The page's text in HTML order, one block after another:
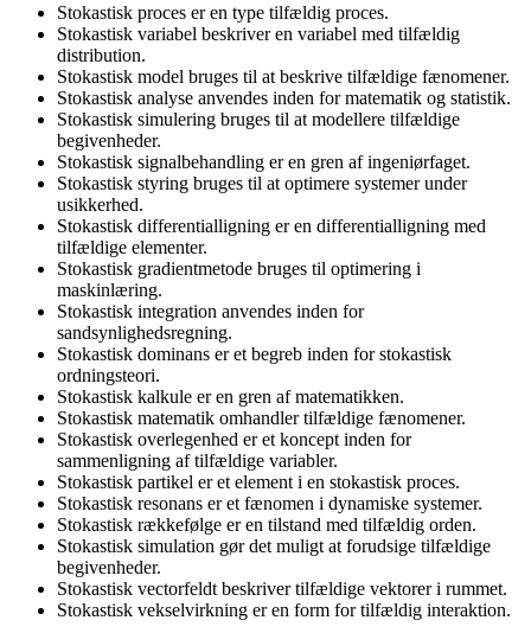
Stokastisk proces er en type tilfældig proces.
Stokastisk variabel beskriver en variabel med tilfældig
distribution.
Stokastisk model bruges til at beskrive tilfældige fænomener.
Stokastisk analyse anvendes inden for matematik og statistik.
Stokastisk simulering bruges til at modellere tilfældige
begivenheder.
Stokastisk signalbehandling er en gren af ingeniørfaget.
Stokastisk styring bruges til at optimere systemer under
usikkerhed.
Stokastisk differentialligning er en differentialligning med
tilfældige elementer.
Stokastisk gradientmetode bruges til optimering i
maskinlæring.
Stokastisk integration anvendes inden for
sandsynlighedsregning.
Stokastisk dominans er et begreb inden for stokastisk
ordningsteori.
Stokastisk kalkule er en gren af matematikken.
Stokastisk matematik omhandler tilfældige fænomener.
Stokastisk overlegenhed er et koncept inden for
sammenligning af tilfældige variabler.
Stokastisk partikel er et element i en stokastisk proces.
Stokastisk resonans er et fænomen i dynamiske systemer.
Stokastisk rækkefølge er en tilstand med tilfældig orden.
Stokastisk simulation gør det muligt at forudsige tilfældige
begivenheder.
Stokastisk vectorfeldt beskriver tilfældige vektorer i rummet.
Stokastisk vekselvirkning er en form for tilfældig interaktion.